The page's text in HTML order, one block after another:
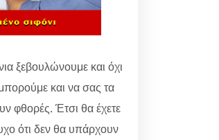
ξεβουλώνουμε και όχι
και να σας τα
φθορές. Έτσι θα έχετε
ότι δεν θα υπάρχουν